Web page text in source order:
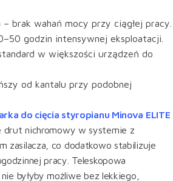
– brak wahań mocy przy ciągłej pracy.
godzin intensywnej eksploatacji.
w większości urządzeń do
od kantalu przy podobnej
do cięcia styropianu Minova ELITE
nichromowy w systemie z
zasilacza, co dodatkowo stabilizuje
pracy. Teleskopowa
byłyby możliwe bez lekkiego,